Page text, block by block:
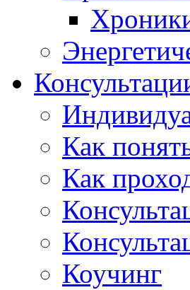
Как
Как
Коучинг